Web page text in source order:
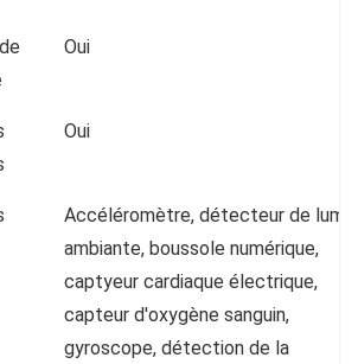
Oui
Oui
Accéléromètre, détecteur de
ambiante, boussole numérique,
captyeur cardiaque électrique,
capteur d'oxygène sanguin,
gyroscope, détection de la